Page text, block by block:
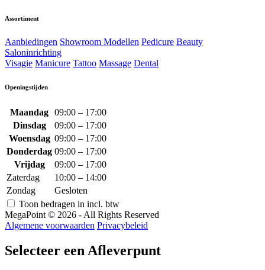
Assortiment
Aanbiedingen Showroom Modellen Pedicure Beauty
Saloninrichting
Visagie Manicure Tattoo Massage Dental
Openingstijden
Maandag 09:00 – 17:00
Dinsdag
09:00 – 17:00
Woensdag 09:00 – 17:00
Donderdag 09:00 – 17:00
Vrijdag
09:00 – 17:00
Zaterdag
10:00 – 14:00
Zondag
Gesloten
Toon bedragen in incl. btw
MegaPoint © 2026 - All Rights Reserved
Algemene voorwaarden Privacybeleid
Selecteer een Afleverpunt